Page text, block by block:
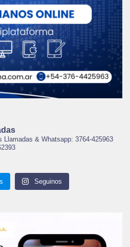
Llamadas & Whatsapp: 3764-425963
Seguinos